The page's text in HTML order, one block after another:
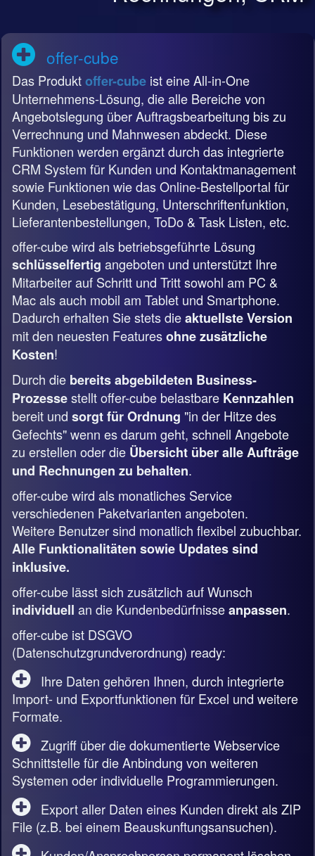
offer-cube
Das Produktoffer-cube ist eine All-in-One
Unternehmens-Lösung, die alle Bereiche von
Angebotslegung über Auftragsbearbeitung bis zu
Verrechnung und Mahnwesen abdeckt. Diese
Funktionen werden ergänzt durch das integrierte
CRM System für Kunden und Kontaktmanagement
sowie Funktionen wie das Online-Bestellportal für
Kunden, Lesebestätigung, Unterschriftenfunktion,
Lieferantenbestellungen, ToDo & Task Listen, etc.
offer-cube wird als betriebsgeführte Lösung
schlüsselfertig angeboten und unterstützt Ihre
Mitarbeiter auf Schritt und Tritt sowohl am PC &
Mac als auch mobil am Tablet und Smartphone.
Dadurch erhalten Sie stets dieaktuellste Version
mit den neuesten Featuresohne zusätzliche
Kosten!
Durch die bereits abgebildeten Business-
Prozessestellt offer-cube belastbare Kennzahlen
bereit und sorgt für Ordnung "in der Hitze des
Gefechts" wenn es darum geht, schnell Angebote
zu erstellen oder die Übersicht über alle Aufträge
und Rechnungen zu behalten.
offer-cube wird als monatliches Service
verschiedenen Paketvarianten angeboten.
Weitere Benutzer sind monatlich flexibel zubuchbar.
Alle Funktionalitäten sowie Updates sind
inklusive.
offer-cube lässt sich zusätzlich auf Wunsch
individuell an die Kundenbedürfnisseanpassen.
offer-cube ist DSGVO
(Datenschutzgrundverordnung) ready:
Ihre Daten gehören Ihnen, durch integrierte
Import- und Exportfunktionen für Excel und weitere
Formate.
Zugriff über die dokumentierte Webservice
Schnittstelle für die Anbindung von weiteren
Systemen oder individuelle Programmierungen.
Export aller Daten eines Kunden direkt als ZIP
File (z.B. bei einem Beauskunftungsansuchen).